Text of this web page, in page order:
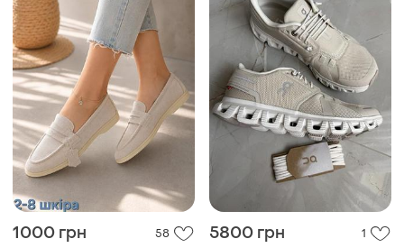
1000 грн 58 5800 грн 1